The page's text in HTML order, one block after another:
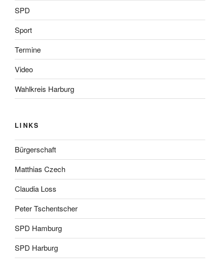
SPD
Sport
Termine
Video
Wahlkreis Harburg
LINKS
Bürgerschaft
Matthias Czech
Claudia Loss
Peter Tschentscher
SPD Hamburg
SPD Harburg